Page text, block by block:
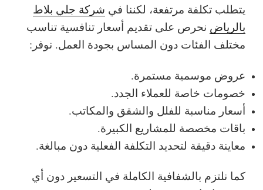
يتطلب تكلفة مرتفعة، لكننا في شركة جلي بلاط
بالرياض نحرص على تقديم أسعار تنافسية تناسب
مختلف الفئات دون المساس بجودة العمل. نوفر:
عروض موسمية مستمرة.
خصومات خاصة للعملاء الجدد.
أسعار مناسبة للفلل والشقق والمكاتب.
باقات مخصصة للمشاريع الكبيرة.
معاينة دقيقة لتحديد التكلفة الفعلية دون مبالغة.
كما نلتزم بالشفافية الكاملة في التسعير دون أي